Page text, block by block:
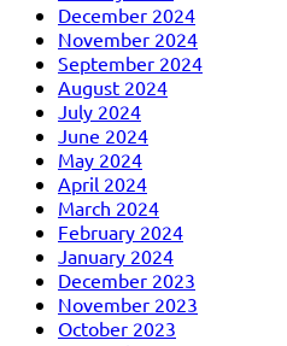
December 2024
November 2024
September 2024
August 2024
July 2024
June 2024
May 2024
April 2024
March 2024
February 2024
January 2024
December 2023
November 2023
October 2023